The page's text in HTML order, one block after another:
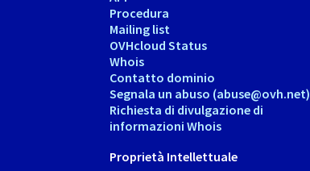
Procedura
Mailing list
OVHcloud Status
Whois
Contatto dominio
Segnala un abuso (abuse@ovh.net)
Richiesta di divulgazione di
informazioni Whois
Proprietà Intellettuale